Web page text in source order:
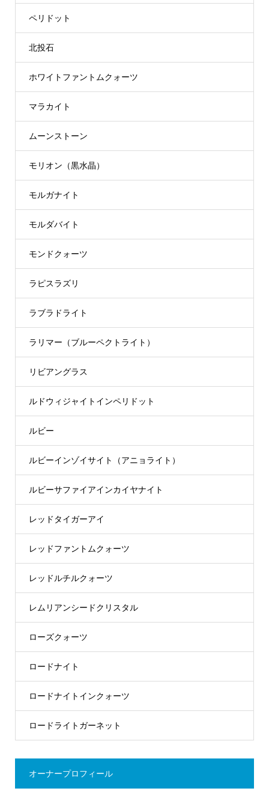
ペリドット
北投石
ホワイトファントムクォーツ
マラカイト
ムーンストーン
モリオン（黒水晶）
モルガナイト
モルダバイト
モンドクォーツ
ラピスラズリ
ラブラドライト
ラリマー（ブルーペクトライト）
リビアングラス
ルドウィジャイトインペリドット
ルビー
ルビーインゾイサイト（アニョライト）
ルビーサファイアインカイヤナイト
レッドタイガーアイ
レッドファントムクォーツ
レッドルチルクォーツ
レムリアンシードクリスタル
ローズクォーツ
ロードナイト
ロードナイトインクォーツ
ロードライトガーネット
オーナープロフィール